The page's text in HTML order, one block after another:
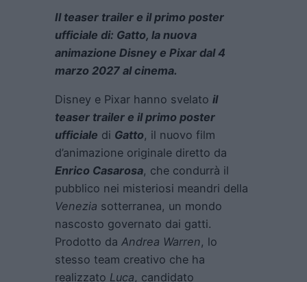
Il teaser trailer e il primo poster
ufficiale di: Gatto, la nuova
animazione Disney e Pixar dal 4
marzo 2027 al cinema.
Disney e Pixar hanno svelato il
teaser trailer e il primo poster
ufficiale di Gatto, il nuovo film
d’animazione originale diretto da
Enrico Casarosa, che condurrà il
pubblico nei misteriosi meandri della
Venezia sotterranea, un mondo
nascosto governato dai gatti.
Prodotto da Andrea Warren, lo
stesso team creativo che ha
realizzato Luca, candidato